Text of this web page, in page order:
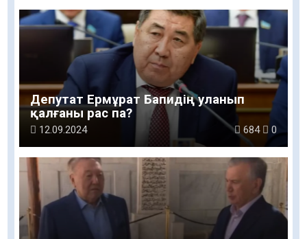
Депутат Ермұрат Бапидің уланып
қалғаны рас па?
12.09.2024 684 0